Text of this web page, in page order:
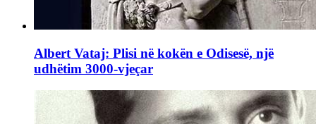
Albert Vataj: Plisi në kokën e Odisesë, një
udhëtim 3000-vjeçar